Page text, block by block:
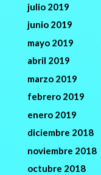
julio 2019
junio 2019
mayo 2019
abril 2019
marzo 2019
febrero 2019
enero 2019
diciembre 2018
noviembre 2018
octubre 2018